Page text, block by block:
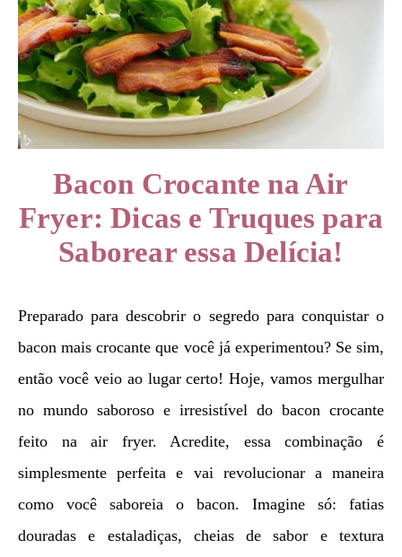
Bacon Crocante na Air
Fryer: Dicas e Truques para
Saborear essa Delícia!
Preparado para descobrir o segredo para conquistar o
bacon mais crocante que você já experimentou? Se sim,
então você veio ao lugar certo! Hoje, vamos mergulhar
no mundo saboroso e irresistível do bacon crocante
feito na air fryer. Acredite, essa combinação é
simplesmente perfeita e vai revolucionar a maneira
como você saboreia o bacon. Imagine só: fatias
douradas e estaladiças, cheias de sabor e textura